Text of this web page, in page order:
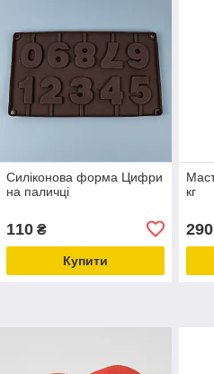
Силіконова форма Цифри
на паличці
110₴
Купити
кг
290